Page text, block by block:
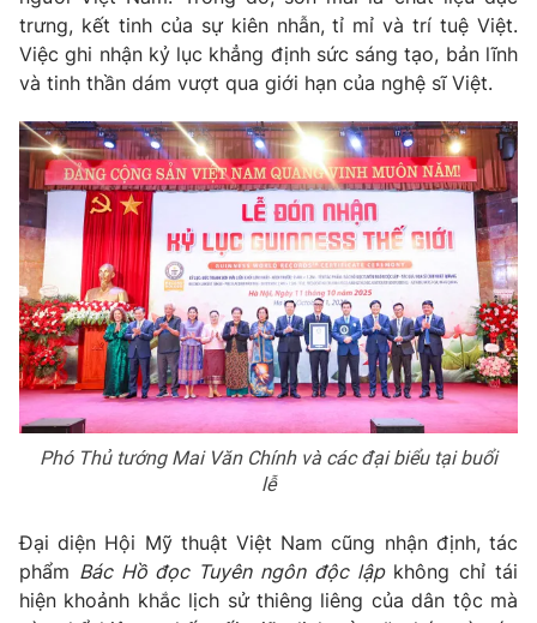
Tổng đài VTV:024.38 355 931 - 024.38 355 932
Ðiện thoại Thời báo VTV:024.66 897 897
Email:toasoan@vtv.vn
Liên hệ quảng cáo:024-7300.7108
® Cấm sao chép dưới mọi hình thức nếu không có sự chấp
thuận bằng văn bản. Ghi rõ nguồn VTV.vn khi phát hành lại
trưng, kết tinh của sự kiên nhẫn, tỉ mỉ và trí tuệ Việt.
Việc ghi nhận kỷ lục khẳng định sức sáng tạo, bản lĩnh
và tinh thần dám vượt qua giới hạn của nghệ sĩ Việt.
Phó Thủ tướng Mai Văn Chính và các đại biểu tại buổi
lễ
Đại diện Hội Mỹ thuật Việt Nam cũng nhận định, tác
phẩm Bác Hồ đọc Tuyên ngôn độc lậpkhông chỉ tái
hiện khoảnh khắc lịch sử thiêng liêng của dân tộc mà